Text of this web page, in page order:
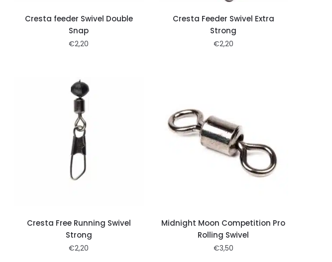
Cresta feeder Swivel Double
Snap
€2,20
Cresta Feeder Swivel Extra
Strong
€2,20
Cresta Free Running Swivel
Strong
€2,20
Midnight Moon Competition Pro
Rolling Swivel
€3,50